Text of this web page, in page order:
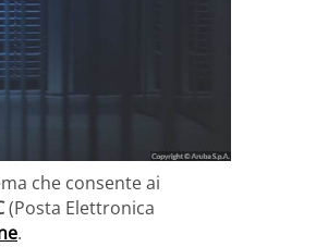
che consente ai
(Posta Elettronica
.